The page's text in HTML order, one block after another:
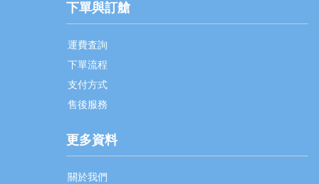
下單與訂艙
運費査詢
下單流程
支付方式
售後服務
更多資料
關於我們